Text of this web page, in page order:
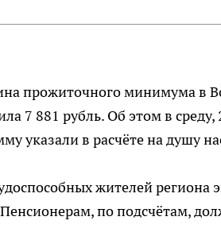
прожиточного минимума в
7 881 рубль. Об этом в
указали в расчёте на душу
жителей
по подсчётам,